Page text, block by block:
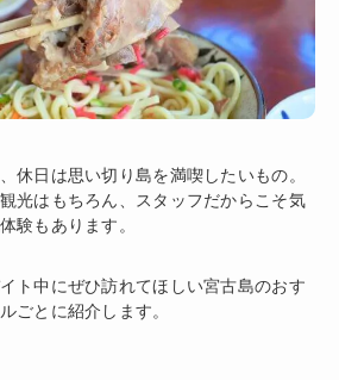
休日は思い切り島を満喫したいもの。
光はもちろん、スタッフだからこそ気
験もあります。
ト中にぜひ訪れてほしい宮古島のおす
ごとに紹介します。